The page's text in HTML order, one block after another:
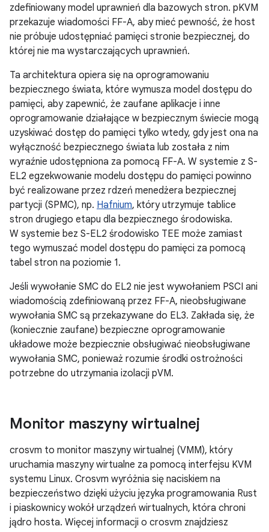
zdefiniowany model uprawnień dla bazowych stron. pKVM
przekazuje wiadomości FF-A, aby mieć pewność, że host
nie próbuje udostępniać pamięci stronie bezpiecznej, do
której nie ma wystarczających uprawnień.
Ta architektura opiera się na oprogramowaniu
bezpiecznego świata, które wymusza model dostępu do
pamięci, aby zapewnić, że zaufane aplikacje i inne
oprogramowanie działające w bezpiecznym świecie mogą
uzyskiwać dostęp do pamięci tylko wtedy, gdy jest ona na
wyłączność bezpiecznego świata lub została z nim
wyraźnie udostępniona za pomocą FF-A. W systemie z S-
EL2 egzekwowanie modelu dostępu do pamięci powinno
być realizowane przez rdzeń menedżera bezpiecznej
partycji (SPMC), np. Hafnium, który utrzymuje tablice
stron drugiego etapu dla bezpiecznego środowiska.
W systemie bez S-EL2 środowisko TEE może zamiast
tego wymuszać model dostępu do pamięci za pomocą
tabel stron na poziomie 1.
Jeśli wywołanie SMC do EL2 nie jest wywołaniem PSCI ani
wiadomością zdefiniowaną przez FF-A, nieobsługiwane
wywołania SMC są przekazywane do EL3. Zakłada się, że
(koniecznie zaufane) bezpieczne oprogramowanie
układowe może bezpiecznie obsługiwać nieobsługiwane
wywołania SMC, ponieważ rozumie środki ostrożności
potrzebne do utrzymania izolacji pVM.
Monitor maszyny wirtualnej
crosvm to monitor maszyny wirtualnej (VMM), który
uruchamia maszyny wirtualne za pomocą interfejsu KVM
systemu Linux. Crosvm wyróżnia się naciskiem na
bezpieczeństwo dzięki użyciu języka programowania Rust
i piaskownicy wokół urządzeń wirtualnych, która chroni
jądro hosta. Więcej informacji o crosvm znajdziesz